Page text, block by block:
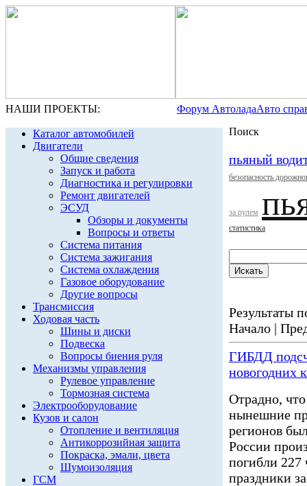
НАШИ ПРОЕКТЫ: Форум АвтоладаАвто
Каталог автомобилей
Двигатели
Общие сведения
Запуск и работа
Диагностика и регулировки
Ремонт двигателей
ЭСУД
Обзоры и документы
Вопросы и ответы
Система питания
Система зажигания
Система охлаждения
Газовое оборудование
Другие вопросы
Трансмиссия
Ходовая часть
Шины и диски
Подвеска
Вопросы биения руля
Механизмы управления
Рулевое управление
Тормозная система
Электрооборудование
Кузов и салон
Отопление и вентиляция
Антикоррозийная защита
Покраска, эмали, цвета
Шумоизоляция
ГСМ
Поиск
пьяный
безопасность
за рулем
статистика
Результаты
Начало |
ГИБДД
новогодних
Отрадно,
нынешние
регионов
России
погибли 227
праздники